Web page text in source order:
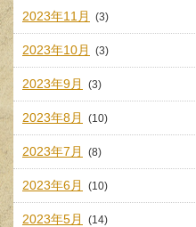
2023年11月 (3)
2023年10月 (3)
2023年9月 (3)
2023年8月 (10)
2023年7月 (8)
2023年6月 (10)
2023年5月 (14)